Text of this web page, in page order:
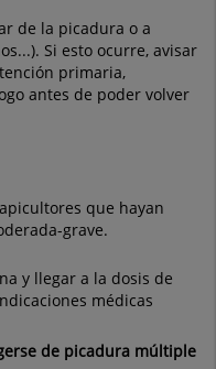
de la picadura o a
Si esto ocurre, avisar
primaria,
antes de poder volver
que hayan
grave.
y llegar a la dosis de
médicas
de picadura múltiple